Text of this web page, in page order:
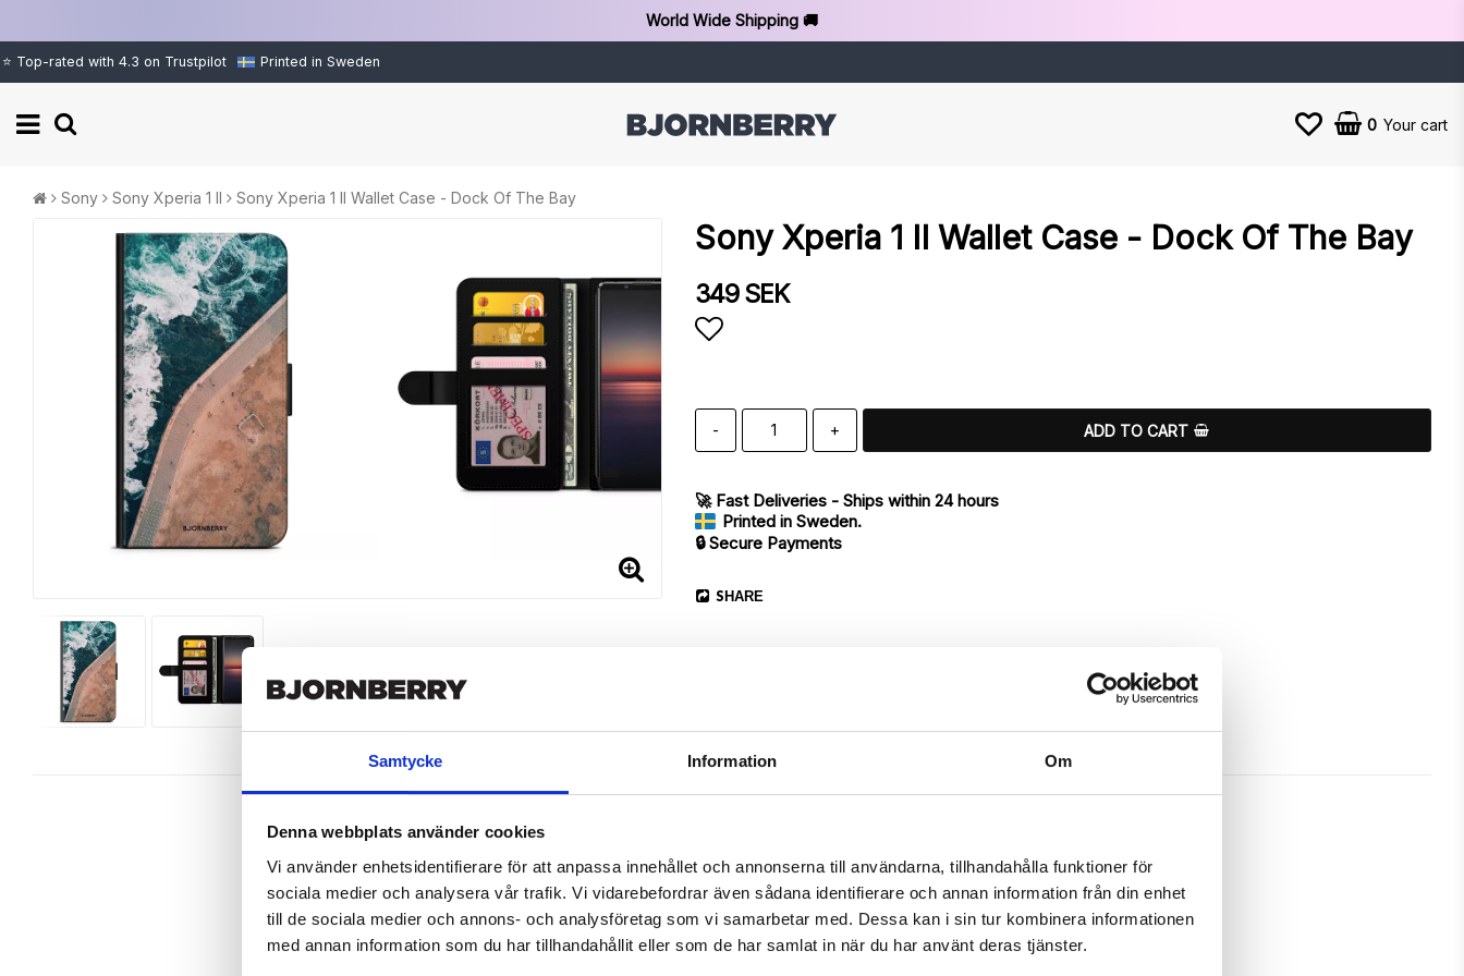
Samtycke Information Om
Denna webbplats använder cookies
Vi använder enhetsidentifierare för att anpassa innehållet och annonserna till användarna, tillhandahålla funktioner för
sociala medier och analysera vår trafik. Vi vidarebefordrar även sådana identifierare och annan information från din enhet
till de sociala medier och annons- och analysföretag som vi samarbetar med. Dessa kan i sin tur kombinera informationen
med annan information som du har tillhandahållit eller som de har samlat in när du har använt deras tjänster.
World Wide Shipping 🚚
⭐ Top-rated with 4.3 on Trustpilot Printed in Sweden
0 Your cart
Sony Sony Xperia 1 II Sony Xperia 1 II Wallet Case - Dock Of The Bay
Sony Xperia 1 II Wallet Case - Dock Of The Bay
349 SEK
- + ADD TO CART
🚀 Fast Deliveries - Ships within 24 hours
Printed in Sweden.
🔒 Secure Payments
SHARE
Article no.: 720434
Wallet case from Bjornberry for your Sony Xperia 1 II with unique “Dock Of The Bay”-pattern. Which gives great protection and has a
unique design.
Product details: